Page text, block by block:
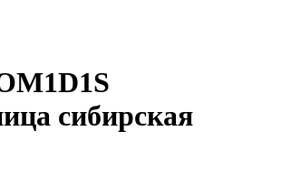
сибирская